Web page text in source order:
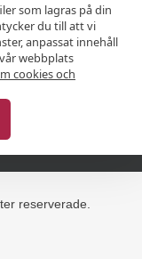
reserverade.
som lagras på din
du till att vi
anpassat innehåll
webbplats
cookies och